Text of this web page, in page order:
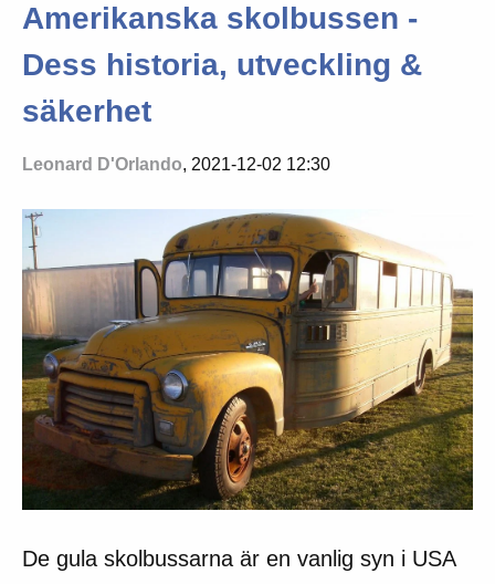
Amerikanska skolbussen -
Dess historia, utveckling &
säkerhet
Leonard D'Orlando, 2021-12-02 12:30
De gula skolbussarna är en vanlig syn i USA